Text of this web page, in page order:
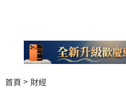
首頁 財經